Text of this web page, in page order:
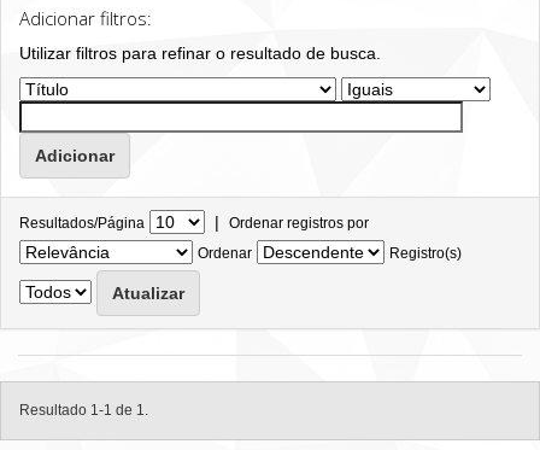
Adicionar filtros:
Utilizar filtros para refinar o resultado de busca.
Resultados/Página | Ordenar registros por
Ordenar
Registro(s)
Resultado 1-1 de 1.